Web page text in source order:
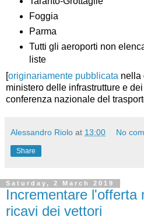
Foggia
Parma
Tutti gli aeroporti non
liste
[originariamente pubblicata nella
ministero delle infrastrutture e
conferenza nazionale del
Alessandro Riolo at 13:00 No
Share
Saturday, 2 March 2019
Incrementare l'offerta
ricavi dei vettori